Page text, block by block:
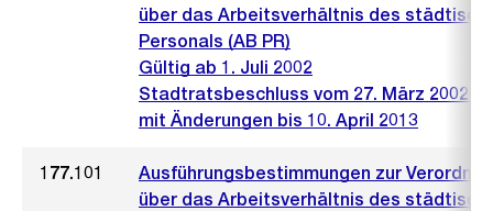
über das Arbeitsverhältnis des
Personals (AB PR)
Gültig ab 1. Juli 2002
Stadtratsbeschluss vom 27. März 2002
mit Änderungen bis 10. April 2013
177.101
Ausführungsbestimmungen zur
über das Arbeitsverhältnis des